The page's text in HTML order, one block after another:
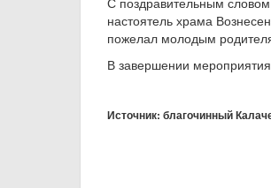
настоятель храма
пожелал молодым
В завершении
Источник: благочинный